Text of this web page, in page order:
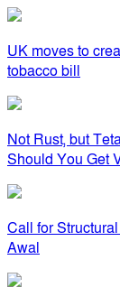
UK moves to
tobacco bill
Not Rust, but
Should You Get
Call for
Awal